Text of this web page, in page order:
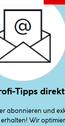
Tipps
abonnieren und
Wir